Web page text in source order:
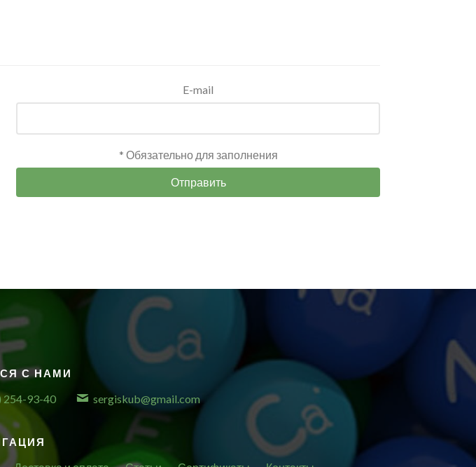
E-mail
* Обязательно для заполнения
Отправить
С НАМИ
254-93-40 sergiskub@gmail.com